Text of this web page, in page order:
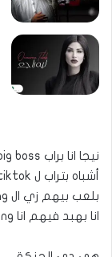
نيجا انا براب like big boss
أشباه بتراب ل tiktok
بلعب بيهم زي ال ping pong
انا بهبد فيهم انا king kong